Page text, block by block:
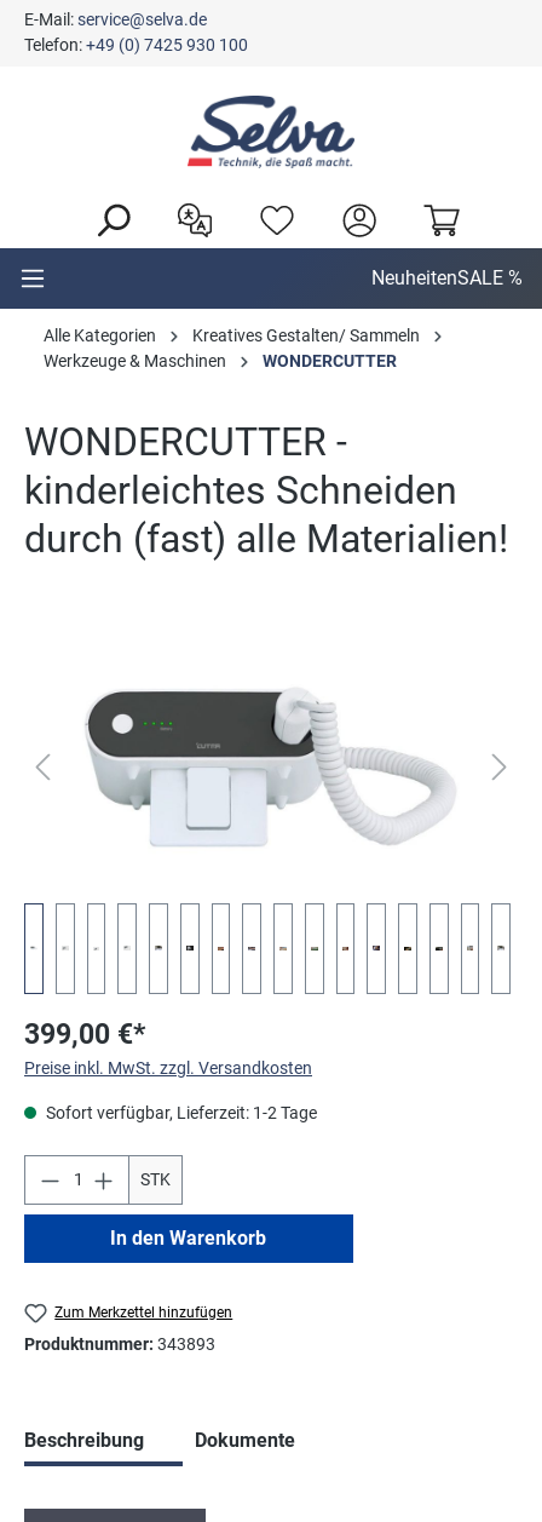
springen
E-Mail:service@selva.de
Telefon:+49 (0) 7425 930 100
NeuheitenSALE %
Alle Kategorien
Kreatives Gestalten/ Sammeln
Werkzeuge & Maschinen
WONDERCUTTER
WONDERCUTTER -
kinderleichtes Schneiden
durch (fast) alle Materialien!
399,00 €*
Preise inkl. MwSt. zzgl. Versandkosten
Sofort verfügbar, Lieferzeit: 1-2 Tage
STK
In den Warenkorb
Zum Merkzettel hinzufügen
Produktnummer: 343893
Beschreibung Dokumente